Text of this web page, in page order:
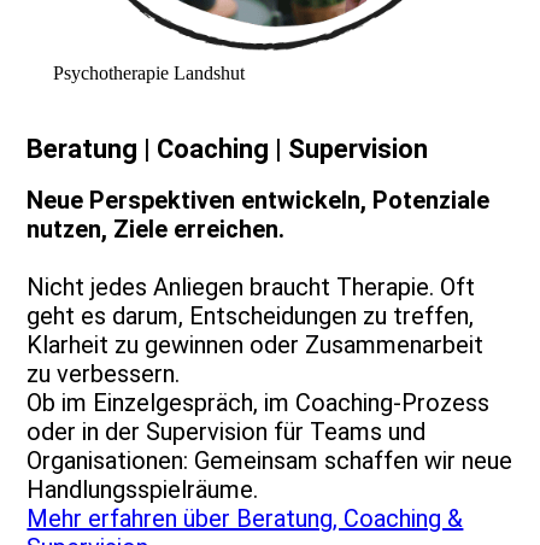
Psychotherapie Landshut
Beratung | Coaching | Supervision
Neue Perspektiven entwickeln, Potenziale
nutzen, Ziele erreichen.
Nicht jedes Anliegen braucht Therapie. Oft
geht es darum, Entscheidungen zu treffen,
Klarheit zu gewinnen oder Zusammenarbeit
zu verbessern.
Ob im Einzelgespräch, im Coaching-Prozess
oder in der Supervision für Teams und
Organisationen: Gemeinsam schaffen wir neue
Handlungsspielräume.
Mehr erfahren über Beratung, Coaching &